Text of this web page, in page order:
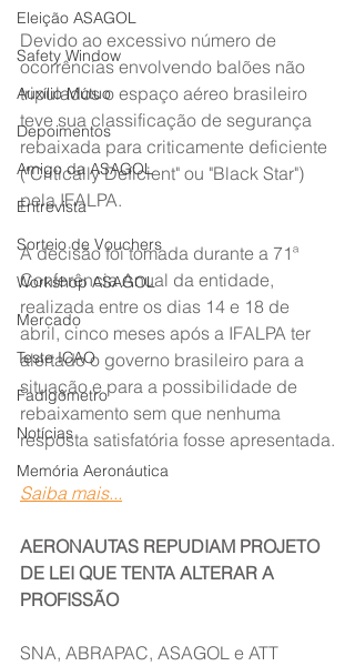
Eleição ASAGOL
Safety Window
Auxílio Mútuo
Depoimentos
Amigo da ASAGOL
Entrevista
Sorteio de Vouchers
Workshop ASAGOL
Mercado
Teste ICAO
Fadigômetro
Notícias
Memória Aeronáutica
Devido ao excessivo número de
ocorrências envolvendo balões não
tripulados o espaço aéreo brasileiro
teve sua classificação de segurança
rebaixada para criticamente deficiente
("Critically Deficient" ou "Black Star")
pela IFALPA.
A decisão foi tomada durante a 71ª
Conferência Anual da entidade,
realizada entre os dias 14 e 18 de
abril, cinco meses após a IFALPA ter
alertado o governo brasileiro para a
situação e para a possibilidade de
rebaixamento sem que nenhuma
resposta satisfatória fosse apresentada.
Saiba mais...
AERONAUTAS REPUDIAM PROJETO
DE LEI QUE TENTA ALTERAR A
PROFISSÃO
SNA, ABRAPAC, ASAGOL e ATT